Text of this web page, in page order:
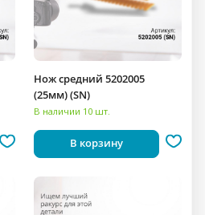
Нож средний 5202005
(25мм) (SN)
В наличии 10 шт.
В корзину